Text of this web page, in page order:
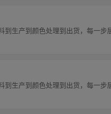
到生产到颜色处理到出货，每一
到生产到颜色处理到出货，每一